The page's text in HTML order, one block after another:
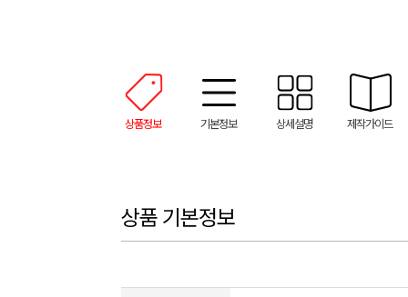
상품정보 기본정보 상세설명 제작가이드
상품 기본정보